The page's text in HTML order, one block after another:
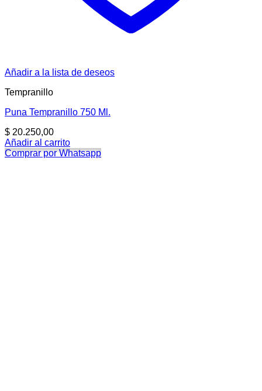
Añadir a la lista de deseos
Tempranillo
Puna Tempranillo 750 Ml.
$ 20.250,00
Añadir al carrito
Comprar por Whatsapp